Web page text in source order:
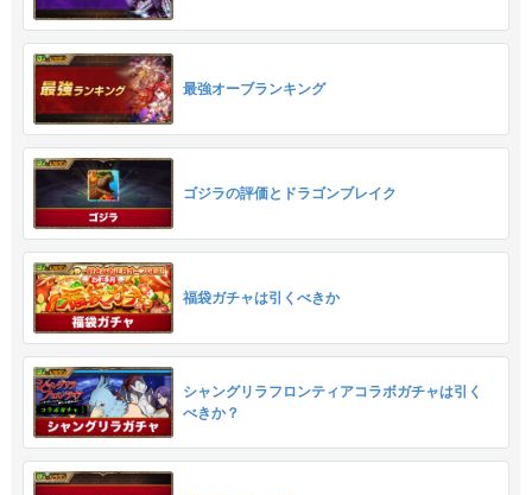
最強オーブランキング
ゴジラの評価とドラゴンブレイク
福袋ガチャは引くべきか
シャングリラフロンティアコラボガチャは引く
べきか？